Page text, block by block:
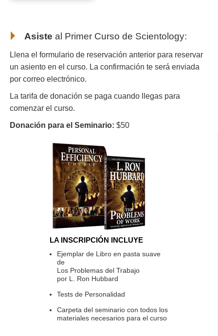
Asiste al Primer Curso de Scientology:
Llena el formulario de reservación anterior para reservar
un asiento en el curso. La confirmación te será enviada
por correo electrónico.
La tarifa de donación se paga cuando llegas para
comenzar el curso.
Donación para el Seminario: $50
LA INSCRIPCIÓN INCLUYE
Ejemplar de Libro en pasta suave
de
Los Problemas del Trabajo
por L. Ron Hubbard
Tests de Personalidad
Carpeta del seminario con todos los
materiales necesarios para el curso